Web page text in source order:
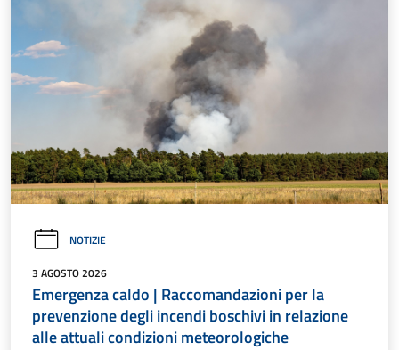
NOTIZIE
3 AGOSTO 2026
Emergenza caldo | Raccomandazioni per la
prevenzione degli incendi boschivi in relazione
alle attuali condizioni meteorologiche